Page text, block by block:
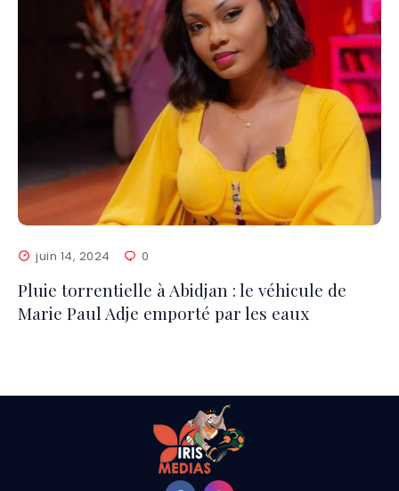
juin 14, 2024 0
Pluie torrentielle à Abidjan : le véhicule de
Marie Paul Adje emporté par les eaux